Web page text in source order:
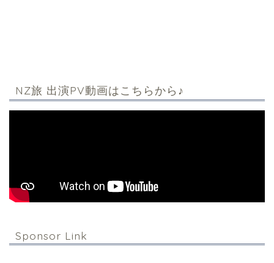
NZ旅 出演PV動画はこちらから♪
Sponsor Link